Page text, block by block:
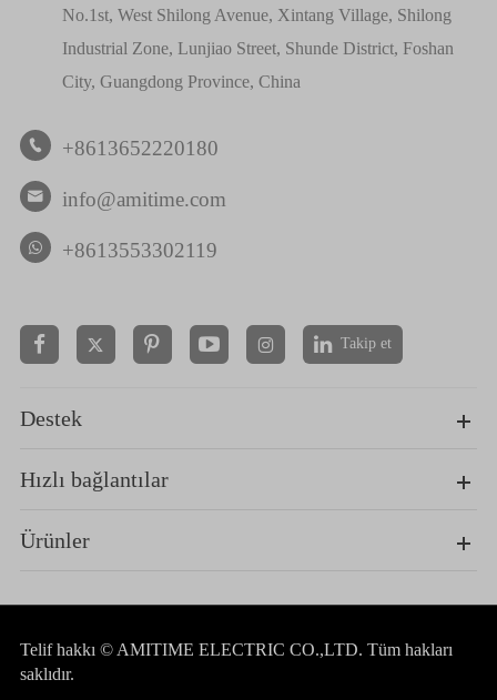
No.1st, West Shilong Avenue, Xintang Village, Shilong
Industrial Zone, Lunjiao Street, Shunde District, Foshan
City, Guangdong Province, China
 +8613652220180
 info@amitime.com
+8613553302119
  Takip et
Destek
Hızlı bağlantılar
Ürünler
Telif hakkı © AMITIME ELECTRIC CO.,LTD. Tüm hakları
saklıdır.